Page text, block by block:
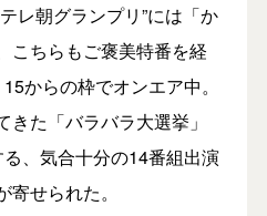
レ朝グランプリ”には「か
こちらもご褒美特番を経
からの枠でオンエア中。
た「バラバラ大選挙」
、気合十分の14番組出演
せられた。